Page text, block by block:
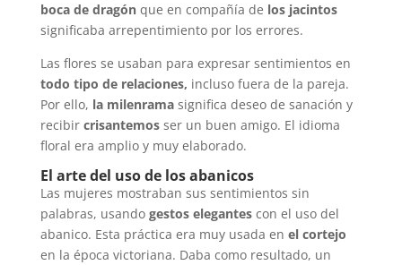
boca de dragónque en compañía de los jacintos
significaba arrepentimiento por los errores.
Las flores se usaban para expresar sentimientos en
todo tipo de relaciones, incluso fuera de la pareja.
Por ello, la milenramasignifica deseo de sanación y
recibir crisantemosser un buen amigo. El idioma
floral era amplio y muy elaborado.
El arte del uso de los abanicos
Las mujeres mostraban sus sentimientos sin
palabras, usando gestos elegantescon el uso del
abanico. Esta práctica era muy usada en el cortejo
en la época victoriana. Daba como resultado, un